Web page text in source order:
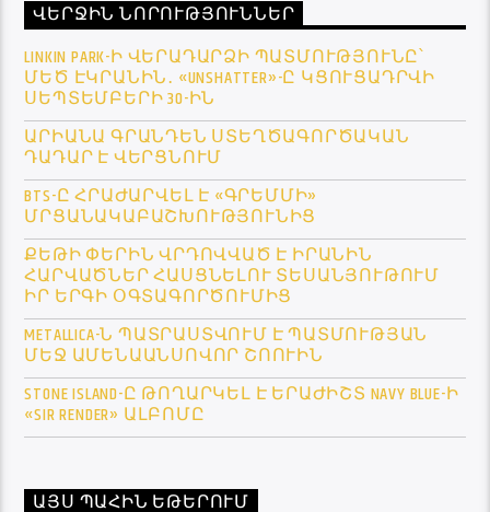
ՎԵՐՋԻՆ ՆՈՐՈՒԹՅՈՒՆՆԵՐ
LINKIN PARK-Ի ՎԵՐԱԴԱՐՁԻ ՊԱՏՄՈՒԹՅՈՒՆԸ՝
ՄԵԾ ԷԿՐԱՆԻՆ․ «UNSHATTER»-Ը ԿՑՈՒՑԱԴՐՎԻ
ՍԵՊՏԵՄԲԵՐԻ 30-ԻՆ
ԱՐԻԱՆԱ ԳՐԱՆԴԵՆ ՍՏԵՂԾԱԳՈՐԾԱԿԱՆ
ԴԱԴԱՐ Է ՎԵՐՑՆՈՒՄ
BTS-Ը ՀՐԱԺԱՐՎԵԼ Է «ԳՐԵՄՄԻ»
ՄՐՑԱՆԱԿԱԲԱՇԽՈՒԹՅՈՒՆԻՑ
ՔԵԹԻ ՓԵՐԻՆ ՎՐԴՈՎՎԱԾ Է ԻՐԱՆԻՆ
ՀԱՐՎԱԾՆԵՐ ՀԱՍՑՆԵԼՈՒ ՏԵՍԱՆՅՈՒԹՈՒՄ
ԻՐ ԵՐԳԻ ՕԳՏԱԳՈՐԾՈՒՄԻՑ
METALLICA-Ն ՊԱՏՐԱՍՏՎՈՒՄ Է ՊԱՏՄՈՒԹՅԱՆ
ՄԵՋ ԱՄԵՆԱԱՆՍՈՎՈՐ ՇՈՈՒԻՆ
STONE ISLAND-Ը ԹՈՂԱՐԿԵԼ Է ԵՐԱԺԻՇՏ NAVY BLUE-Ի
«SIR RENDER» ԱԼԲՈՄԸ
ԱՅՍ ՊԱՀԻՆ ԵԹԵՐՈՒՄ